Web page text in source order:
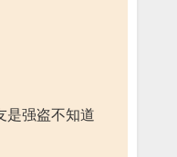
是强盗不知道